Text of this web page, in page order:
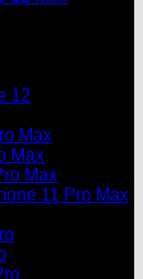
12
Max
Max
Max
11 Pro Max